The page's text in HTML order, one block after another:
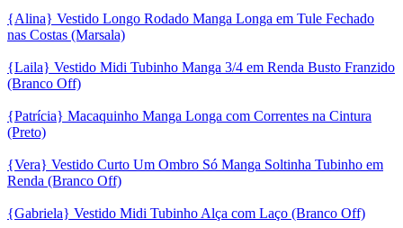
{Alina} Vestido Longo Rodado Manga Longa em Tule Fechado
nas Costas (Marsala)
{Laila} Vestido Midi Tubinho Manga 3/4 em Renda Busto Franzido
(Branco Off)
{Patrícia} Macaquinho Manga Longa com Correntes na Cintura
(Preto)
{Vera} Vestido Curto Um Ombro Só Manga Soltinha Tubinho em
Renda (Branco Off)
{Gabriela} Vestido Midi Tubinho Alça com Laço (Branco Off)